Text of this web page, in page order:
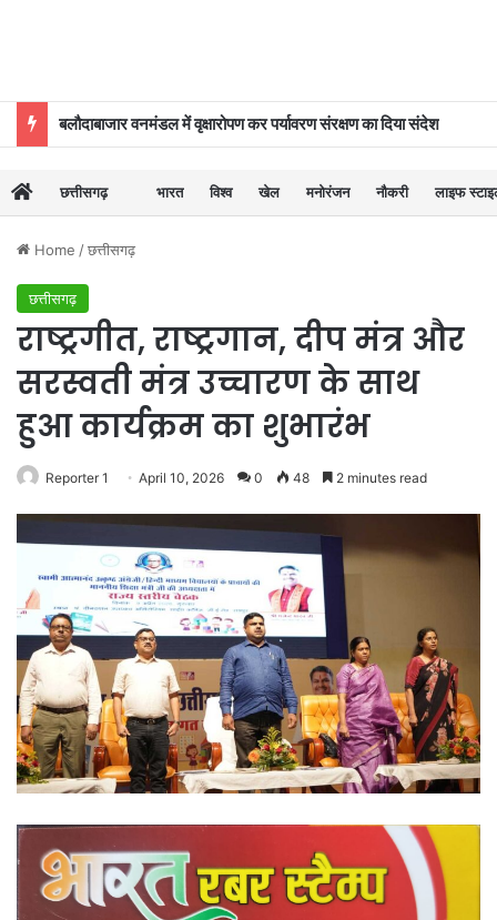
बलौदाबाजार वनमंडल में वृक्षारोपण कर पर्यावरण संरक्षण का दिया संदेश
छत्तीसगढ़ भारत विश्व खेल मनोरंजन नौकरी लाइफ
Home /छत्तीसगढ़
छत्तीसगढ़
राष्ट्रगीत, राष्ट्रगान, दीप मंत्र और
सरस्वती मंत्र उच्चारण के साथ
हुआ कार्यक्रम का शुभारंभ
Reporter 1 April 10, 2026 0 48 2 minutes read